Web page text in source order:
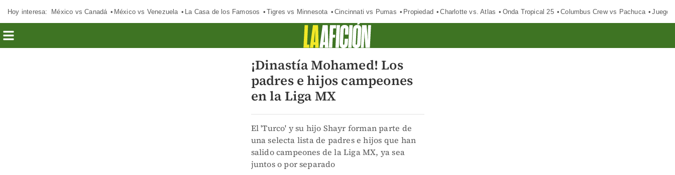
Hoy interesa: México vs Canadá México vs Venezuela La Casa de los Famosos Tigres vs Minnesota Cincinnati vs Pumas Propiedad Charlotte vs. Atlas Onda Tropical 25 Columbus Crew vs Pachuca
¡Dinastía Mohamed! Los
padres e hijos campeones
en la Liga MX
El 'Turco' y su hijo Shayr forman parte de
una selecta lista de padres e hijos que han
salido campeones de la Liga MX, ya sea
juntos o por separado